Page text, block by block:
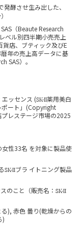
酵させ生み出した、
（Beaute Research
ベル別四半期小売売上
店、ブティック及びE
年の売上高データに基
SAS）。
エッセンス (SK-II薬用美白
ート」(Copyright
レステージ市場の2025
性33名 を対象に製品使
SK-IIブラ イトニング製品
のこと（販売名： SK-II
), 赤色 曇り(乾燥からの
)